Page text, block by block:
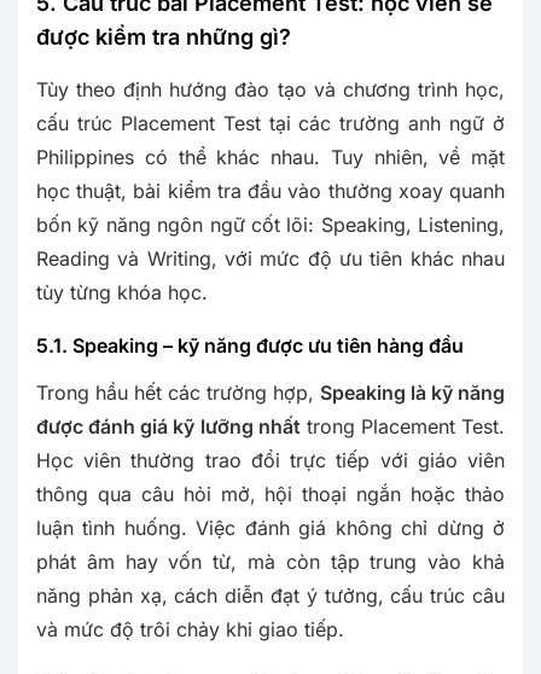
được kiểm tra những gì?
Tùy theo định hướng đào tạo và chương trình học,
cấu trúc Placement Test tại các trường anh ngữ ở
Philippines có thể khác nhau. Tuy nhiên, về mặt
học thuật, bài kiểm tra đầu vào thường xoay quanh
bốn kỹ năng ngôn ngữ cốt lõi: Speaking, Listening,
Reading và Writing, với mức độ ưu tiên khác nhau
tùy từng khóa học.
5.1. Speaking – kỹ năng được ưu tiên hàng đầu
Trong hầu hết các trường hợp, Speaking là kỹ năng
được đánh giá kỹ lưỡng nhấttrong Placement Test.
Học viên thường trao đổi trực tiếp với giáo viên
thông qua câu hỏi mở, hội thoại ngắn hoặc thảo
luận tình huống. Việc đánh giá không chỉ dừng ở
phát âm hay vốn từ, mà còn tập trung vào khả
năng phản xạ, cách diễn đạt ý tưởng, cấu trúc câu
và mức độ trôi chảy khi giao tiếp.